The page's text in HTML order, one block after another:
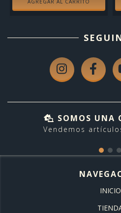
SOMOS UNA
Vendemos
INICIO